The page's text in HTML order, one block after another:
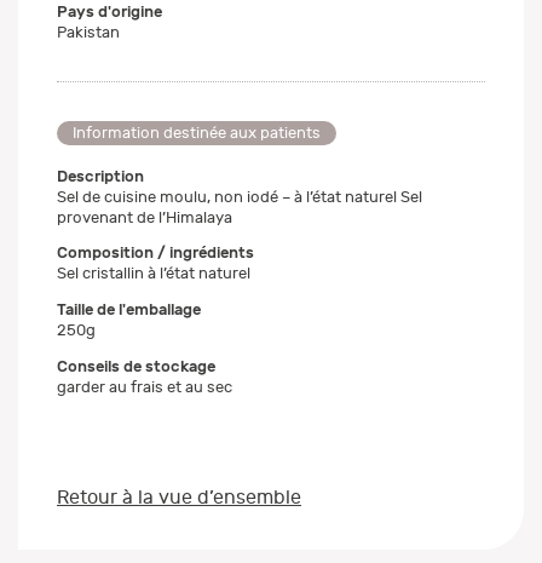
Pays d'origine
Pakistan
Information destinée aux patients
Description
Sel de cuisine moulu, non iodé – à l’état naturel Sel
provenant de l’Himalaya
Composition / ingrédients
Sel cristallin à l’état naturel
Taille de l'emballage
250g
Conseils de stockage
garder au frais et au sec
Retour à la vue d’ensemble